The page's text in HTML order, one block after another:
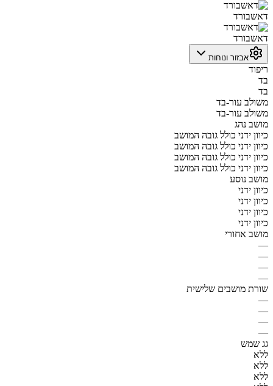
דאשבורד
דאשבורד
אבזור ונוחות
ריפוד
בד
בד
משולב עור-בד
משולב עור-בד
מושב נהג
כיוון ידני כולל גובה המושב
כיוון ידני כולל גובה המושב
כיוון ידני כולל גובה המושב
כיוון ידני כולל גובה המושב
מושב נוסע
כיוון ידני
כיוון ידני
כיוון ידני
כיוון ידני
מושב אחורי
—
—
—
—
שורת מושבים שלישית
—
—
—
—
גג שמש
ללא
ללא
ללא